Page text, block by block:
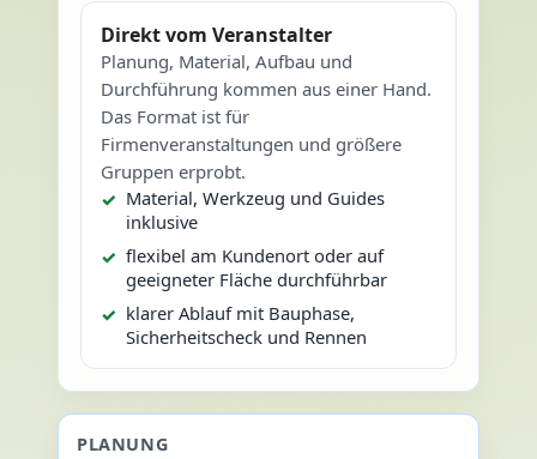
Direkt vom Veranstalter
Planung, Material, Aufbau und
Durchführung kommen aus einer Hand.
Das Format ist für
Firmenveranstaltungen und größere
Gruppen erprobt.
Material, Werkzeug und Guides
inklusive
flexibel am Kundenort oder auf
geeigneter Fläche durchführbar
klarer Ablauf mit Bauphase,
Sicherheitscheck und Rennen
PLANUNG